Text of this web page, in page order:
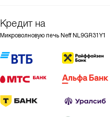
Кредит на
Микроволновую печь Neff NL9GR31Y1